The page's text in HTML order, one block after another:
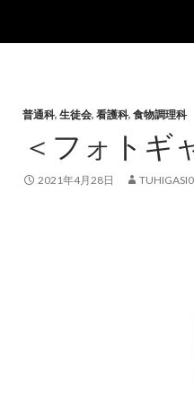
普通科, 生徒会, 看護科, 食物調理科
＜フォトギ
2021年4月28日